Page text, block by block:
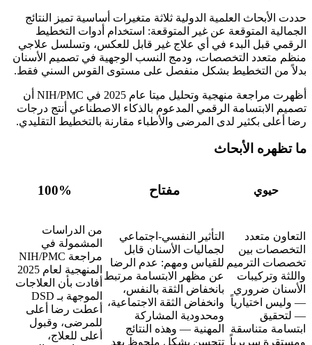
حددت الأبحاث العلمية الدولية ثلاثة متغيرات أساسية تميز النتائج
الجمالية المتوقعة عن غير المتوقعة: استخدام أدوات التخطيط
الرقمي قبل البدء في أي علاج غير قابل للعكس، وتسلسل علاجي
منظم متعدد التخصصات، ودمج النسب الوجهية في تصميم الأسنان
بدلاً من التخطيط بشكل منفصل على مستوى القوس السني فقط.
أظهرت مراجعة منهجية وتحليل ميتا عام 2025 في NIH/PMC أن
تصميم الابتسامة الرقمي المدعوم بالذكاء الاصطناعي أنتج درجات
رضا أعلى بكثير لدى المرضى والأطباء مقارنة بالتخطيط التقليدي.
ما تظهره الأبحاث
100% مفتاح حيوي
من الدراسات
المشمولة في
مراجعة NIH/PMC
المنهجية لعام 2025
أفادت بأن العلاجات
الموجهة بـ DSD
أعطت رضا أعلى
للمرضى، وقبول
أعلى للعلاج،
التأثير النفسي-اجتماعي
لجماليات الأسنان قابل
للقياس ومهم: عدم الرضا
عن مظهر الابتسامة مرتبط
بانخفاض الثقة بالنفس،
وانخفاض الثقة الاجتماعية،
ومحدودية المشاركة
المهنية — وهذه النتائج
تتحسن بشكل ملحوظ بعد
التعاون متعدد
التخصصات بين
تخصصات الترميم
واللثة وتركيبات
الأسنان ضروري
— وليس اختيارياً
— لتحقيق
ابتسامة متناسقة
ومستقرة سريرياً